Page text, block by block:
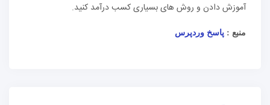
آموزش دادن و روش های بسیاری کسب درآمد کنید.
منبع : پاسخ وردپرس